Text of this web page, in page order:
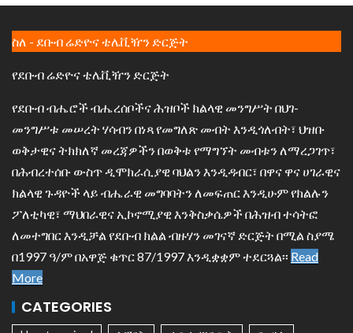
ስለ - ደቡብ ሬድዮና ቴሌቪዥን ድርጅት
የደቡብ ሬድዮና ቴሌቪዥን ድርጅት
የደቡብ ብሔሮች ብሔረሰቦችና ሕዝቦች ክልላዊ መንግሥት በህገ-
መንግሥቱ መሠረት ሃሳብን በነጻ የመግለጽ መብት እንዲጎለብት፣ ህዝቡ
ወቅታዊና ትክክለኛ መረጃዎችን በወቅቱ የማግኘት መብቱን ለማረጋገጥ፣
በሕብረተሰቡ ውስጥ ዲሞክራሲያዊ ባህልን እንዲዳብር፣ በዋና ዋና ሀገራዊና
ክልላዊ ጉዳዮች ላይ ብሔራዊ መግባባትን ለመፍጠር እንዲሁም የክልሉን
ፖለቲካዊ፣ ማህበራዊና ኢኮኖሚያዊ እንቅስቃሴዎች በሕዝብ ተሳትፎ
ለመተግበር እንዲቻል የደቡብ ክልል ብዙሃን መገናኛ ድርጅት በሚል ስያሜ
በ1997 ዓ/ም በአዋጅ ቁጥር 87/1997 እንዲቋቋም ተደርጓል፡፡ Read
More
CATEGORIES